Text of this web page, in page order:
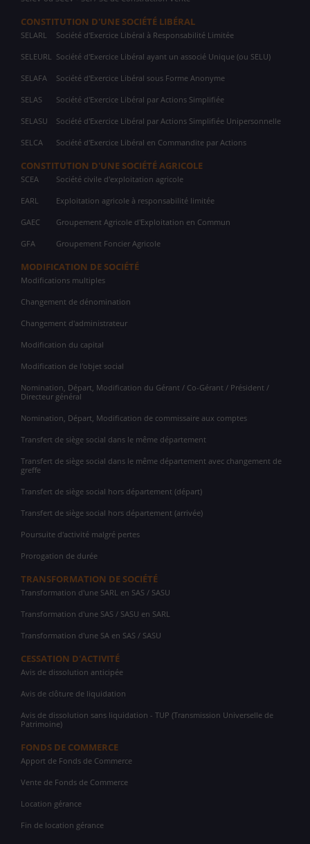
CONSTITUTION D'UNE SOCIÉTÉ LIBÉRAL
SELARL Société d'Exercice Libéral à Responsabilité Limitée
SELEURL Société d'Exercice Libéral ayant un associé Unique (ou SELU)
SELAFA Société d'Exercice Libéral sous Forme Anonyme
SELAS Société d'Exercice Libéral par Actions Simplifiée
SELASU Société d'Exercice Libéral par Actions Simplifiée Unipersonnelle
SELCA Société d'Exercice Libéral en Commandite par Actions
CONSTITUTION D'UNE SOCIÉTÉ AGRICOLE
SCEA Société civile d'exploitation agricole
EARL Exploitation agricole à responsabilité limitée
GAEC Groupement Agricole d'Exploitation en Commun
GFA Groupement Foncier Agricole
MODIFICATION DE SOCIÉTÉ
Modifications multiples
Changement de dénomination
Changement d'administrateur
Modification du capital
Modification de l'objet social
Nomination, Départ, Modification du Gérant / Co-Gérant / Président /
Directeur général
Nomination, Départ, Modification de commissaire aux comptes
Transfert de siège social dans le même département
Transfert de siège social dans le même département avec changement de
greffe
Transfert de siège social hors département (départ)
Transfert de siège social hors département (arrivée)
Poursuite d'activité malgré pertes
Prorogation de durée
TRANSFORMATION DE SOCIÉTÉ
Transformation d'une SARL en SAS / SASU
Transformation d'une SAS / SASU en SARL
Transformation d'une SA en SAS / SASU
CESSATION D'ACTIVITÉ
Avis de dissolution anticipée
Avis de clôture de liquidation
Avis de dissolution sans liquidation - TUP (Transmission Universelle de
Patrimoine)
FONDS DE COMMERCE
Apport de Fonds de Commerce
Vente de Fonds de Commerce
Location gérance
Fin de location gérance